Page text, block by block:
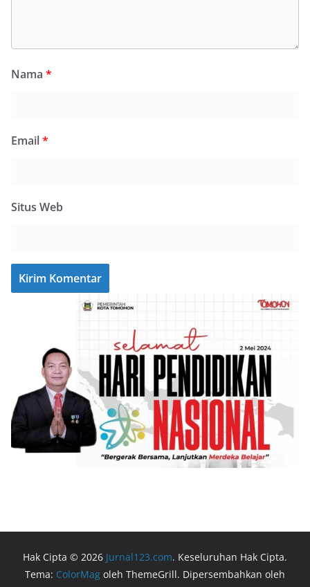
Nama *
Email*
Situs Web
Hak Cipta © 2026 Jurnal123.com. Keseluruhan Hak Cipta.
Tema: ColorMag oleh ThemeGrill. Dipersembahkan oleh